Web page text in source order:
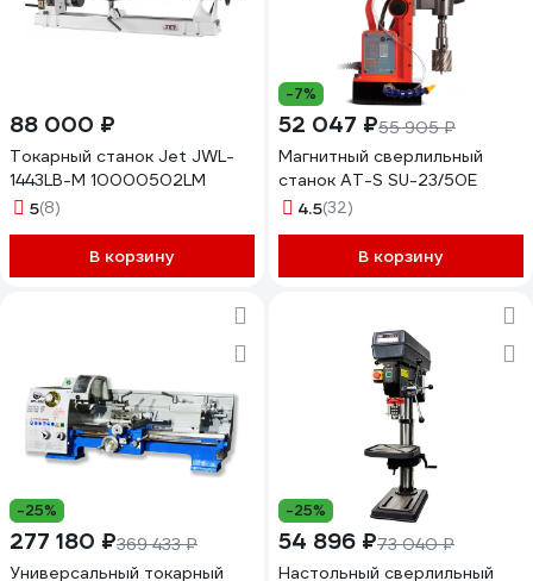
88 000 ₽
Токарный станок Jet JWL-
1443LB-M 10000502LM
5(8)
В корзину
-7%
52 047 ₽55 905 ₽
Магнитный сверлильный
станок AT-S SU-23/50E
4.5(32)
В корзину
-25%
277 180 ₽369 433 ₽
Универсальный токарный
-25%
54 896 ₽73 040 ₽
Настольный сверлильный